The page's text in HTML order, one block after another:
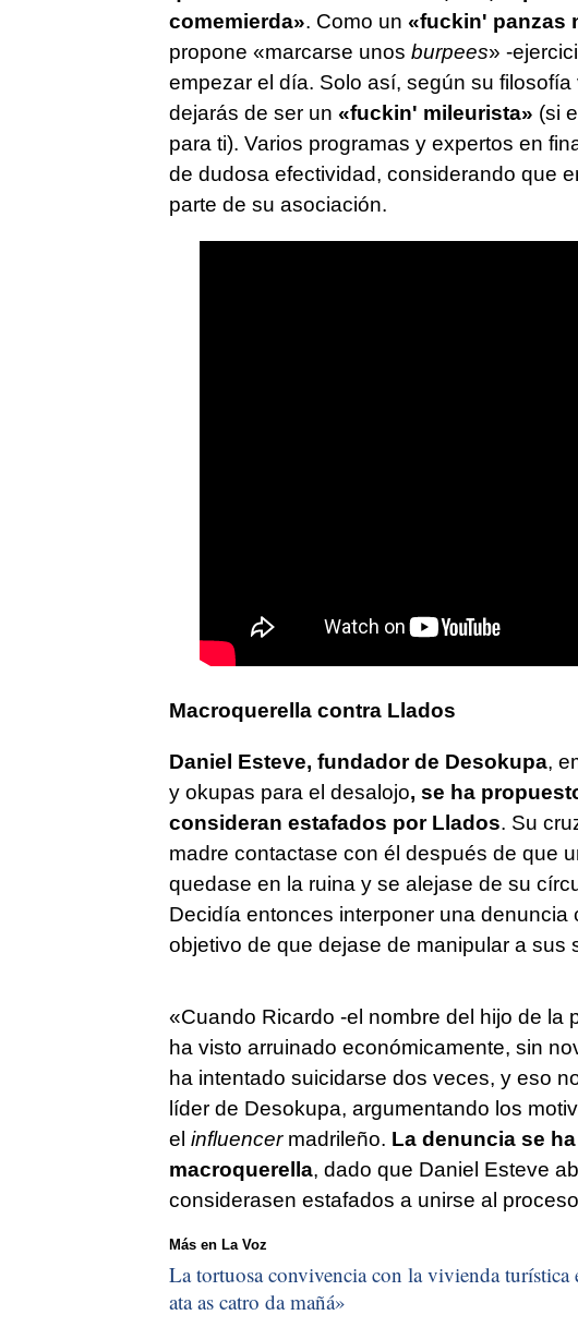
comemierda». Como un «fuckin' panzas
propone «marcarse unos burpees» -
empezar el día. Solo así, según su
dejarás de ser un «fuckin' mileurista» (si
para ti). Varios programas y expertos en
de dudosa efectividad, considerando que
parte de su asociación.
Macroquerella contra Llados
Daniel Esteve, fundador de Desokupa,
y okupas para el desalojo, se ha
consideran estafados por Llados. Su
madre contactase con él después de que
quedase en la ruina y se alejase de su
Decidía entonces interponer una
objetivo de que dejase de manipular a sus
«Cuando Ricardo -el nombre del hijo de la
ha visto arruinado económicamente, sin
ha intentado suicidarse dos veces, y eso
líder de Desokupa, argumentando los
el influencermadrileño. La denuncia se
macroquerella, dado que Daniel Esteve
considerasen estafados a unirse al
Más en La Voz
La tortuosa convivencia con la vivienda turística
ata as catro da mañá»